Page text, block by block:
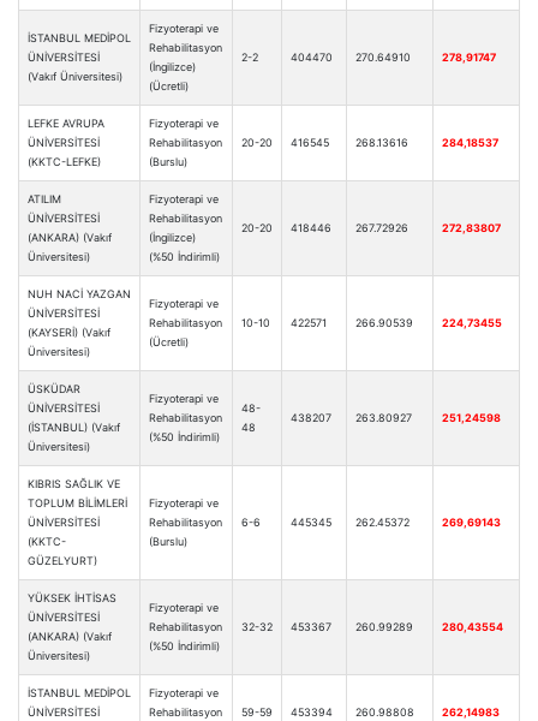
İSTANBUL MEDİPOL
ÜNİVERSİTESİ
(Vakıf Üniversitesi)
Fizyoterapi ve
Rehabilitasyon
(İngilizce)
(Ücretli)
2-2 404470 270.64910 278,91747
LEFKE AVRUPA
ÜNİVERSİTESİ
(KKTC-LEFKE)
Fizyoterapi ve
Rehabilitasyon
(Burslu)
20-20 416545 268.13616 284,18537
ATILIM
ÜNİVERSİTESİ
(ANKARA) (Vakıf
Üniversitesi)
Fizyoterapi ve
Rehabilitasyon
(İngilizce)
(%50 İndirimli)
20-20 418446 267.72926 272,83807
NUH NACİ YAZGAN
ÜNİVERSİTESİ
(KAYSERİ) (Vakıf
Üniversitesi)
Fizyoterapi ve
Rehabilitasyon
(Ücretli)
10-10 422571 266.90539 224,73455
ÜSKÜDAR
ÜNİVERSİTESİ
(İSTANBUL) (Vakıf
Üniversitesi)
Fizyoterapi ve
Rehabilitasyon
(%50 İndirimli)
48-
48
438207 263.80927 251,24598
KIBRIS SAĞLIK VE
TOPLUM BİLİMLERİ
ÜNİVERSİTESİ
(KKTC-
GÜZELYURT)
Fizyoterapi ve
Rehabilitasyon
(Burslu)
6-6 445345 262.45372 269,69143
YÜKSEK İHTİSAS
ÜNİVERSİTESİ
(ANKARA) (Vakıf
Üniversitesi)
Fizyoterapi ve
Rehabilitasyon
(%50 İndirimli)
32-32 453367 260.99289 280,43554
İSTANBUL MEDİPOL
ÜNİVERSİTESİ
Fizyoterapi ve
Rehabilitasyon
59-59 453394 260.98808 262,14983